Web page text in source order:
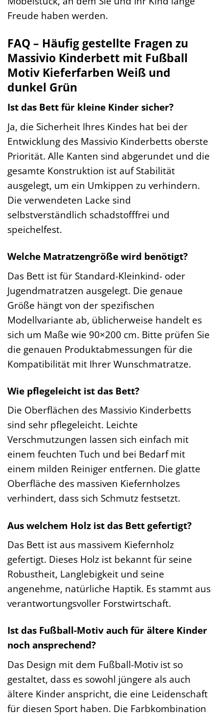
Freude haben werden.
FAQ – Häufig gestellte Fragen zu
Massivio Kinderbett mit Fußball
Motiv Kieferfarben Weiß und
dunkel Grün
Ist das Bett für kleine Kinder sicher?
Ja, die Sicherheit Ihres Kindes hat bei der
Entwicklung des Massivio Kinderbetts oberste
Priorität. Alle Kanten sind abgerundet und die
gesamte Konstruktion ist auf Stabilität
ausgelegt, um ein Umkippen zu verhindern.
Die verwendeten Lacke sind
selbstverständlich schadstofffrei und
speichelfest.
Welche Matratzengröße wird benötigt?
Das Bett ist für Standard-Kleinkind- oder
Jugendmatratzen ausgelegt. Die genaue
Größe hängt von der spezifischen
Modellvariante ab, üblicherweise handelt es
sich um Maße wie 90×200 cm. Bitte prüfen Sie
die genauen Produktabmessungen für die
Kompatibilität mit Ihrer Wunschmatratze.
Wie pflegeleicht ist das Bett?
Die Oberflächen des Massivio Kinderbetts
sind sehr pflegeleicht. Leichte
Verschmutzungen lassen sich einfach mit
einem feuchten Tuch und bei Bedarf mit
einem milden Reiniger entfernen. Die glatte
Oberfläche des massiven Kiefernholzes
verhindert, dass sich Schmutz festsetzt.
Aus welchem Holz ist das Bett gefertigt?
Das Bett ist aus massivem Kiefernholz
gefertigt. Dieses Holz ist bekannt für seine
Robustheit, Langlebigkeit und seine
angenehme, natürliche Haptik. Es stammt aus
verantwortungsvoller Forstwirtschaft.
Ist das Fußball-Motiv auch für ältere Kinder
noch ansprechend?
Das Design mit dem Fußball-Motiv ist so
gestaltet, dass es sowohl jüngere als auch
ältere Kinder anspricht, die eine Leidenschaft
für diesen Sport haben. Die Farbkombination